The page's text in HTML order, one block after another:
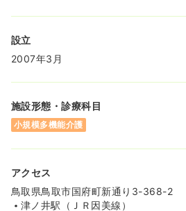
設立
2007年3月
施設形態・診療科目
小規模多機能介護
アクセス
鳥取県鳥取市国府町新通り3-368-2
津ノ井駅（ＪＲ因美線）